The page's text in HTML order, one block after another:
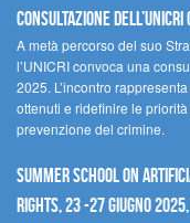
Consultazione
A metà percorso del suo
l’UNICRI convoca una
2025. L’incontro
ottenuti e ridefinire le
prevenzione del crimine.
Summer School on
Rights, 23 -27 giugno